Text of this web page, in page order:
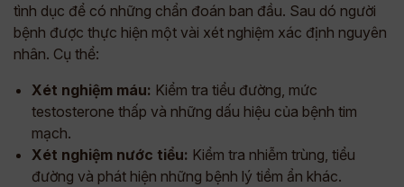
tình dục để có những chẩn đoán ban đầu. Sau dó người
bệnh được thực hiện một vài xét nghiệm xác định nguyên
nhân. Cụ thể:
Xét nghiệm máu: Kiểm tra tiểu đường, mức
testosterone thấp và những dấu hiệu của bệnh tim
mạch.
Xét nghiệm nước tiểu: Kiểm tra nhiễm trùng, tiểu
đường và phát hiện những bệnh lý tiềm ẩn khác.